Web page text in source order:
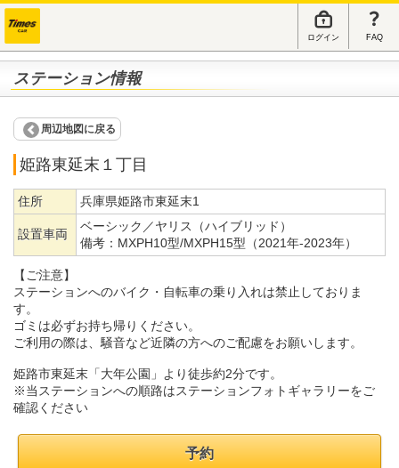
ログイン FAQ
ステーション情報
周辺地図に戻る
姫路東延末１丁目
住所 兵庫県姫路市東延末1
設置車両
ベーシック／ヤリス（ハイブリッド）
備考： MXPH10型/MXPH15型（2021年-2023年）
【ご注意】
ステーションへのバイク・自転車の乗り入れは禁止しておりま
す。
ゴミは必ずお持ち帰りください。
ご利用の際は、騒音など近隣の方へのご配慮をお願いします。
姫路市東延末「大年公園」より徒歩約2分です。
※当ステーションへの順路はステーションフォトギャラリーをご
確認ください
予約